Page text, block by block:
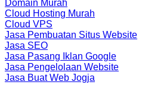
Domain Murah
Cloud Hosting Murah
Cloud VPS
Jasa Pembuatan Situs Website
Jasa SEO
Jasa Pasang Iklan Google
Jasa Pengelolaan Website
Jasa Buat Web Jogja